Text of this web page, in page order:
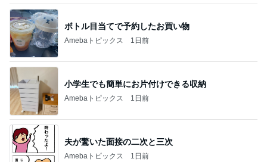
ボトル目当てで予約したお買い物
Amebaトピックス 1日前
小学生でも簡単にお片付けできる収納
Amebaトピックス 1日前
夫が驚いた面接の二次と三次
Amebaトピックス 1日前